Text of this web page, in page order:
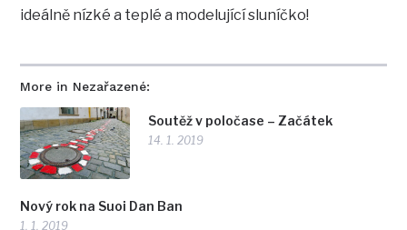
More in Nezařazené:
Soutěž v poločase – Začátek
14. 1. 2019
Nový rok na Suoi Dan Ban
1. 1. 2019
ideálně nízké a teplé a modelující sluníčko!